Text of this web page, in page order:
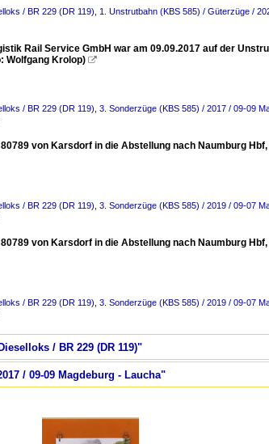
/ BR 229 (DR 119) 1. Unstrutbahn (KBS 585) / Güterzüge /
Rail Service GmbH war am 09.09.2017 auf der
Wolfgang Krolop) 
/ BR 229 (DR 119) 3. Sonderzüge (KBS 585) / 2017 / 09-09
von Karsdorf in die Abstellung nach Naumburg
/ BR 229 (DR 119) 3. Sonderzüge (KBS 585) / 2019 / 09-07
von Karsdorf in die Abstellung nach Naumburg
/ BR 229 (DR 119) 3. Sonderzüge (KBS 585) / 2019 / 09-07
/ BR 229 (DR 119)"
/ 09-09 Magdeburg - Laucha"